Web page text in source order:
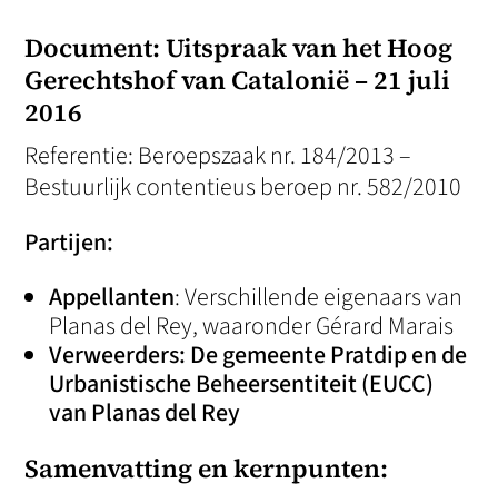
Document: Uitspraak van het Hoog
Gerechtshof van Catalonië – 21 juli
2016
Referentie: Beroepszaak nr. 184/2013 –
Bestuurlijk contentieus beroep nr. 582/2010
Partijen:
Appellanten: Verschillende eigenaars van
Planas del Rey, waaronder Gérard Marais
Verweerders: De gemeente Pratdip en de
Urbanistische Beheersentiteit (EUCC)
van Planas del Rey
Samenvatting en kernpunten: